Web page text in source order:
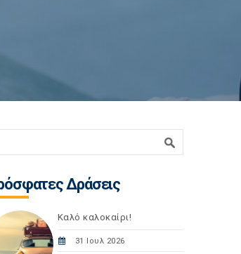
Δράσεις
Καλό καλοκαίρι!
31 Ιουλ 2026